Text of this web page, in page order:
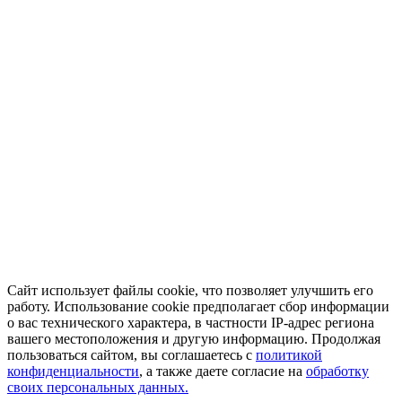
Сайт использует файлы cookie, что позволяет улучшить его
работу. Использование cookie предполагает сбор информации
о вас технического характера, в частности IP-адрес региона
вашего местоположения и другую информацию. Продолжая
пользоваться сайтом, вы соглашаетесь с политикой
конфиденциальности, а также даете согласие на обработку
своих персональных данных.